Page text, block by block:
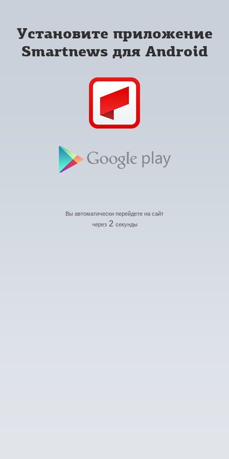
Установите приложение
Smartnews для Android
Вы автоматически перейдете на сайт
через 2 секунды